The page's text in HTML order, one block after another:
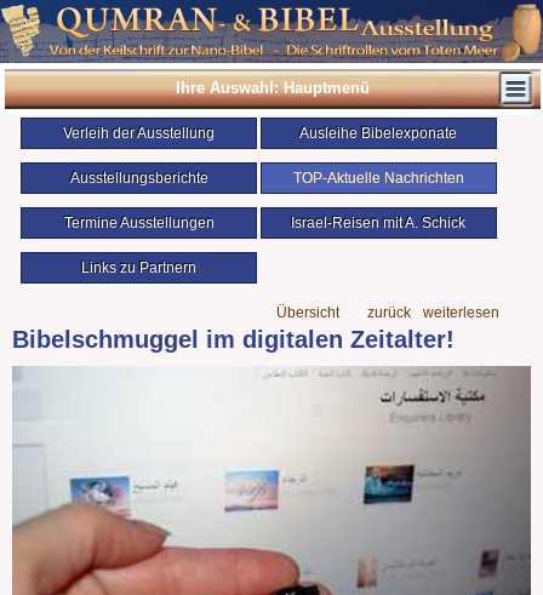
Ihre Auswahl: Hauptmenü
Verleih der Ausstellung Ausleihe Bibelexponate
Ausstellungsberichte TOP-Aktuelle Nachrichten
Termine Ausstellungen Israel-Reisen mit A. Schick
Links zu Partnern
Übersicht zurück weiterlesen
Bibelschmuggel im digitalen Zeitalter!